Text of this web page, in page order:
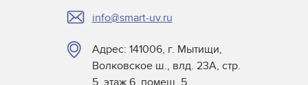
info@smart-uv.ru
Адрес: 141006, г. Мытищи,
Волковское ш., влд. 23А, стр.
5, этаж 6, помещ. 5